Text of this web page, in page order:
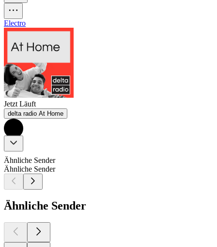
Electro
Jetzt Läuft
delta radio At Home
Ähnliche Sender
Ähnliche Sender
Ähnliche Sender